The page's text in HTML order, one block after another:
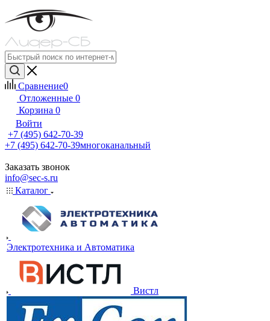
Сравнение0
Отложенные 0
Корзина 0
Войти
+7 (495) 642-70-39
+7 (495) 642-70-39многоканальный
Заказать звонок
info@sec-s.ru
Каталог
Электротехника и Автоматика
Вистл